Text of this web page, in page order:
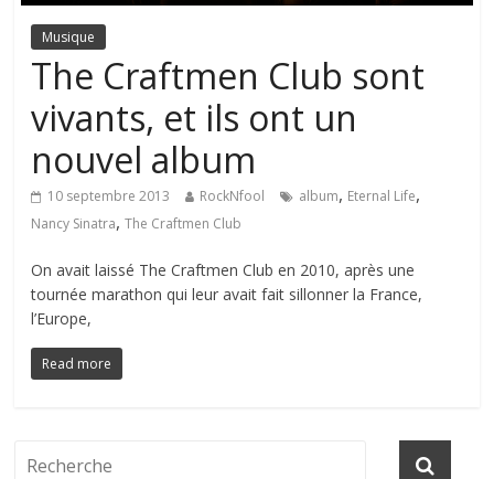
Musique
The Craftmen Club sont
vivants, et ils ont un
nouvel album
10 septembre 2013 RockNfool album, Eternal Life,
Nancy Sinatra,The Craftmen Club
On avait laissé The Craftmen Club en 2010, après une
tournée marathon qui leur avait fait sillonner la France,
l’Europe,
Read more